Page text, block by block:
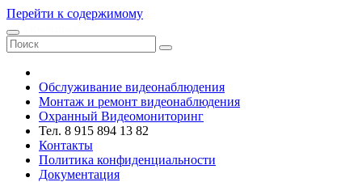
Перейти к содержимому
Обслуживание видеонаблюдения
Монтаж и ремонт видеонаблюдения
Охранный Видеомониторинг
Тел. 8 915 894 13 82
Контакты
Политика конфиденциальности
Документация